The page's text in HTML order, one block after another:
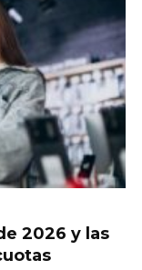
2026 y las